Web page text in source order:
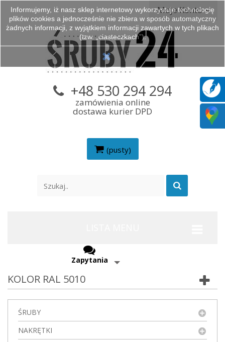
Moje Konto
(pusty)
+48 530 294 294
zamówienia online
dostawa kurier DPD
Zapytania
KOLOR RAL 5010
ŚRUBY
NAKRĘTKI
Informujemy, iż nasz sklep internetowy wykorzystuje technologię
plików cookies a jednocześnie nie zbiera w sposób automatyczny
żadnych informacji, z wyjątkiem informacji zawartych w tych plikach
(tzw. „ciasteczkach”).